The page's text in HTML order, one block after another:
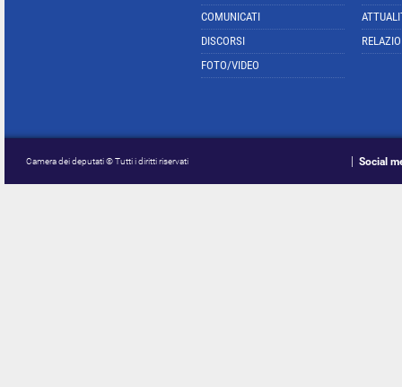
COMUNICATI
DISCORSI
FOTO/VIDEO
Camera dei deputati © Tutti i diritti riservati Social